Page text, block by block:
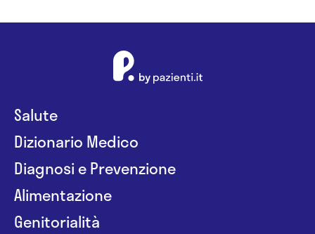
Salute
Dizionario Medico
Diagnosi e Prevenzione
Alimentazione
Genitorialità